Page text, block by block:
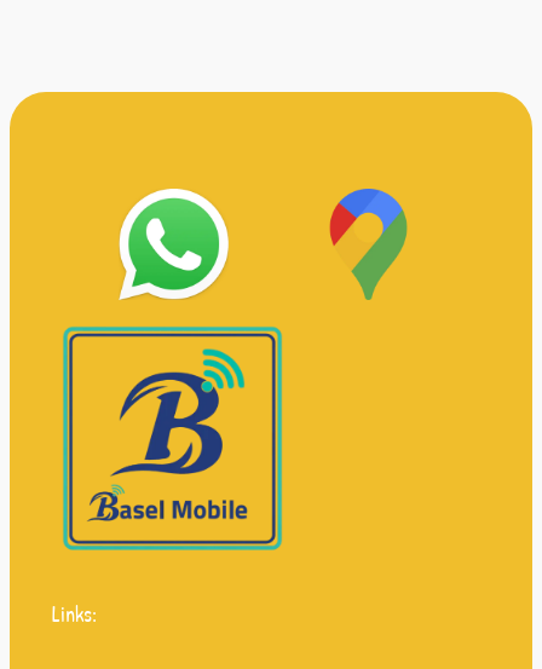
Links: